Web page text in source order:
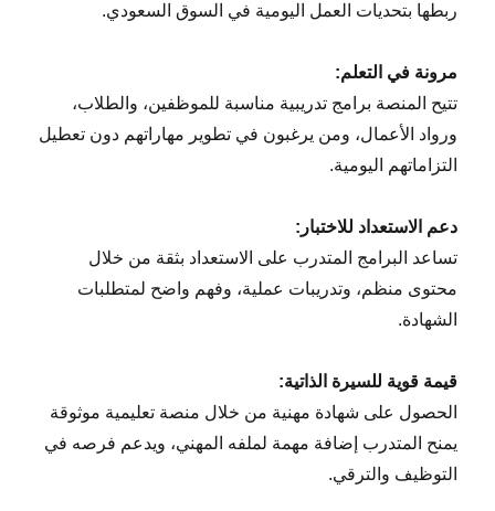
ربطها بتحديات العمل اليومية في السوق السعودي.
مرونة في التعلم:
تتيح المنصة برامج تدريبية مناسبة للموظفين، والطلاب،
ورواد الأعمال، ومن يرغبون في تطوير مهاراتهم دون تعطيل
التزاماتهم اليومية.
دعم الاستعداد للاختبار:
تساعد البرامج المتدرب على الاستعداد بثقة من خلال
محتوى منظم، وتدريبات عملية، وفهم واضح لمتطلبات
الشهادة.
قيمة قوية للسيرة الذاتية:
الحصول على شهادة مهنية من خلال منصة تعليمية موثوقة
يمنح المتدرب إضافة مهمة لملفه المهني، ويدعم فرصه في
التوظيف والترقي.